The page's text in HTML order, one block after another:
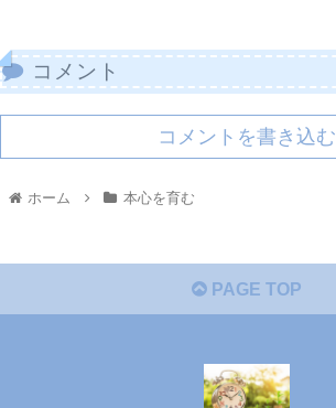
コメント
コメントを書き込む
ホーム 本心を育む
PAGE TOP